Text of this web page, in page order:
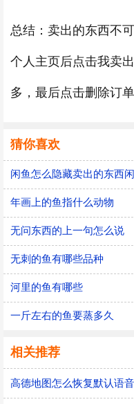
总结：卖出的东西不
个人主页后点击我卖
多，最后点击删除订单
猜你喜欢
年画上的鱼指什么动物
无问东西的上一句怎么说
无刺的鱼有哪些品种
河里的鱼有哪些
一斤左右的鱼要蒸多久
相关推荐
高德地图怎么恢复默认语